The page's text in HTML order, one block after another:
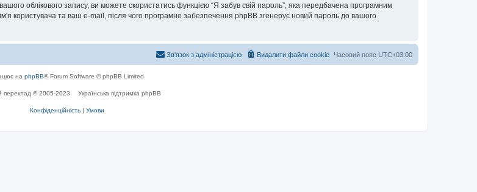
облікового запису, ви можете скористатись функцією “Я забув свій пароль”, яка передбачена програмним
користувача та ваш e-mail, після чого програмне забезпечення phpBB згенерує новий пароль до вашого
Часовий пояс UTC+03:00
Видалити файли cookie
Зв'язок з адміністрацією
на phpBB® Forum Software © phpBB Limited
переклад © 2005-2023 Українська підтримка phpBB
Конфіденційність | Умови